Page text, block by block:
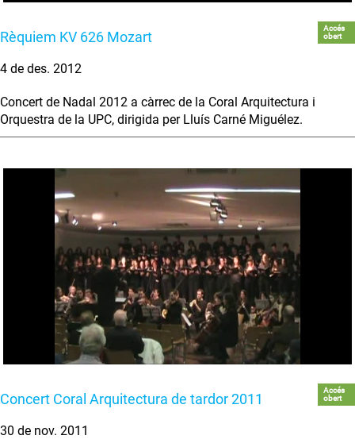
Rèquiem KV 626 Mozart
Accés
obert
4 de des. 2012
Concert de Nadal 2012 a càrrec de la Coral Arquitectura i
Orquestra de la UPC, dirigida per Lluís Carné Miguélez.
Concert Coral Arquitectura de tardor 2011
Accés
obert
30 de nov. 2011